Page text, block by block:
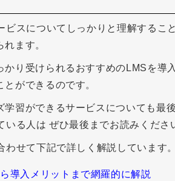
ビスについてしっかりと理解するこ
ます。
かり受けられるおすすめのLMSを導
ができるのです。
学習ができるサービスについても最
いる人は ぜひ最後までお読みくださ
せて下記で詳しく解説しています
導入メリットまで網羅的に解説